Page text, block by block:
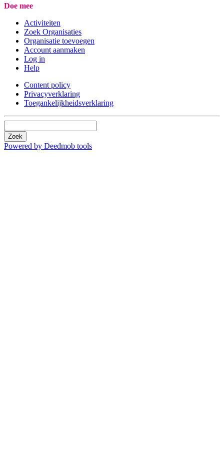
Doe mee
Activiteiten
Zoek Organisaties
Organisatie toevoegen
Account aanmaken
Log in
Help
Content policy
Privacyverklaring
Toegankelijkheidsverklaring
Zoek
Powered by Deedmob tools